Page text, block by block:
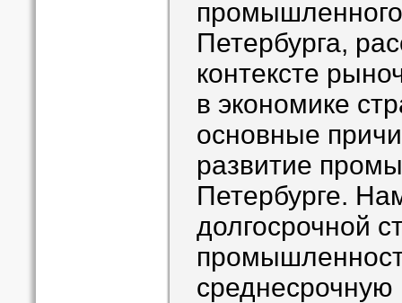
Петербурга,
контексте
в экономике
основные
развитие
Петербурге.
долгосрочной
среднесрочную